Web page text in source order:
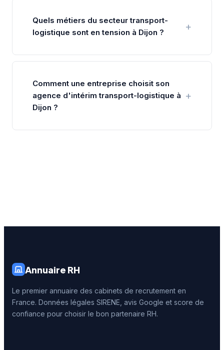
Quels métiers du secteur transport-
logistique sont en tension à Dijon ?
Comment une entreprise choisit son
agence d'intérim transport-logistique à
Dijon ?
Annuaire RH
Le premier annuaire des cabinets de recrutement en
France. Données légales SIRENE, avis Google et score de
confiance pour choisir le bon partenaire RH.